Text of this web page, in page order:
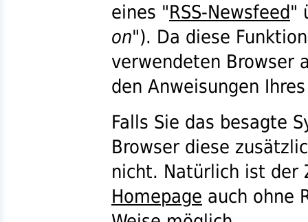
eines "RSS-Newsfeed"
on"). Da diese
verwendeten Browser
den Anweisungen
Falls Sie das besagte
Browser diese
nicht. Natürlich ist der
Homepage auch ohne